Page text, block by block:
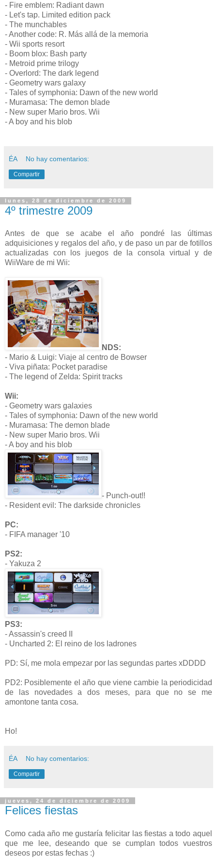
- Fire emblem: Radiant dawn
- Let's tap. Limited edition pack
- The munchables
- Another code: R. Más allá de la memoria
- Wii sports resort
- Boom blox: Bash party
- Metroid prime trilogy
- Overlord: The dark legend
- Geometry wars galaxy
- Tales of symphonia: Dawn of the new world
- Muramasa: The demon blade
- New super Mario bros. Wii
- A boy and his blob
ÉA No hay comentarios:
Compartir
lunes, 28 de diciembre de 2009
4º trimestre 2009
Antes de que se acabe el año pondré las últimas
adquisiciones y regalos del año, y de paso un par de fotillos
actualizadas con los juegos de la consola virtual y de
WiiWare de mi Wii:
NDS:
- Mario & Luigi: Viaje al centro de Bowser
- Viva piñata: Pocket paradise
- The legend of Zelda: Spirit tracks
Wii:
- Geometry wars galaxies
- Tales of symphonia: Dawn of the new world
- Muramasa: The demon blade
- New super Mario bros. Wii
- A boy and his blob
- Punch-out!!
- Resident evil: The darkside chronicles
PC:
- FIFA manager '10
PS2:
- Yakuza 2
PS3:
- Assassin's creed II
- Uncharted 2: El reino de los ladrones
PD: Sí, me mola empezar por las segundas partes xDDDD
PD2: Posiblemente el año que viene cambie la periodicidad
de las novedades a dos meses, para que no se me
amontone tanta cosa.
Ho!
ÉA No hay comentarios:
Compartir
jueves, 24 de diciembre de 2009
Felices fiestas
Como cada año me gustaría felicitar las fiestas a todo aquel
que me lee, deseando que se cumplan todos vuestros
deseos por estas fechas :)